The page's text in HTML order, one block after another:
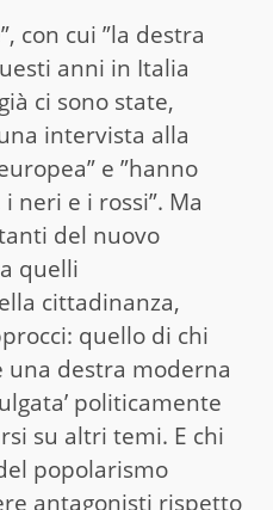
con cui ”la destra
anni in Italia
ci sono state,
intervista alla
e ”hanno
neri e i rossi”. Ma
del nuovo
quelli
cittadinanza,
quello di chi
una destra moderna
politicamente
su altri temi. E chi
popolarismo
antagonisti rispetto